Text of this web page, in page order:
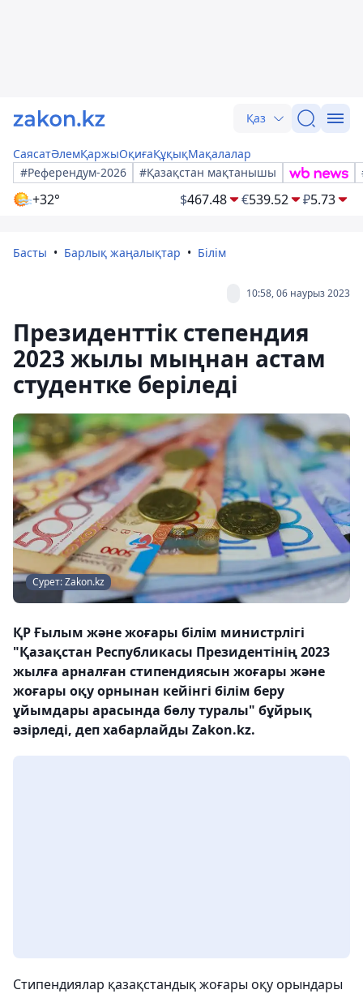
Қаз
СаясатӘлемҚаржыОқиғаҚұқықМақалалар
#Референдум-2026
#Қазақстан мақтанышы
+32° $467.48 €539.52 ₽5.73
Басты Барлық жаңалықтар Білім
10:58, 06 наурыз 2023
Президенттік степендия
2023 жылы мыңнан астам
студентке беріледі
Сурет: Zakon.kz
ҚР Ғылым және жоғары білім министрлігі
"Қазақстан Республикасы Президентінің 2023
жылға арналған стипендиясын жоғары және
жоғары оқу орнынан кейінгі білім беру
ұйымдары арасында бөлу туралы" бұйрық
әзірледі, деп хабарлайды Zakon.kz.
Стипендиялар қазақстандық жоғары оқу орындары